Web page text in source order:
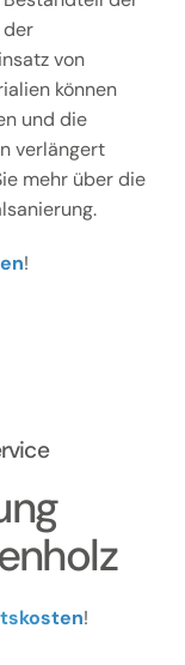
der
von
können
und die
verlängert
mehr über die
!
!